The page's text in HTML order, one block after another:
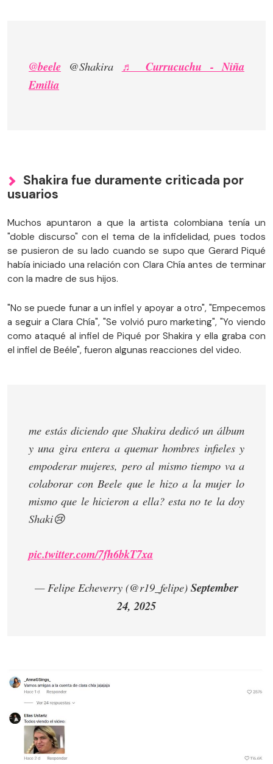
@beele @Shakira ♬ Currucuchu - Niña
Emilia
Shakira fue duramente criticada por
usuarios
Muchos apuntaron a que la artista colombiana tenía un
"doble discurso" con el tema de la infidelidad, pues todos
se pusieron de su lado cuando se supo que Gerard Piqué
había iniciado una relación con Clara Chía antes de terminar
con la madre de sus hijos.
"No se puede funar a un infiel y apoyar a otro", "Empecemos
a seguir a Clara Chía", "Se volvió puro marketing", "Yo viendo
como ataqué al infiel de Piqué por Shakira y ella graba con
el infiel de Beéle", fueron algunas reacciones del video.
me estás diciendo que Shakira dedicó un álbum
y una gira entera a quemar hombres infieles y
empoderar mujeres, pero al mismo tiempo va a
colaborar con Beele que le hizo a la mujer lo
mismo que le hicieron a ella? esta no te la doy
Shaki😢
pic.twitter.com/7fh6bkT7xa
— Felipe Echeverry (@r19_felipe) September
24, 2025